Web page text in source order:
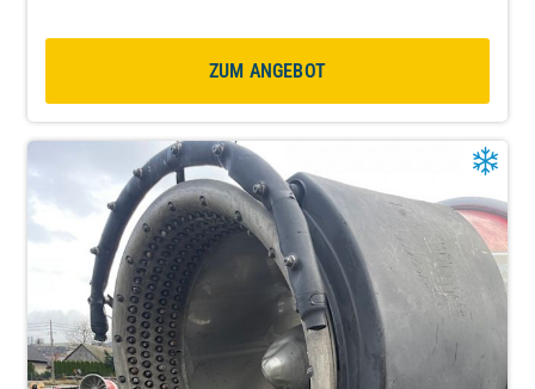
ZUM ANGEBOT